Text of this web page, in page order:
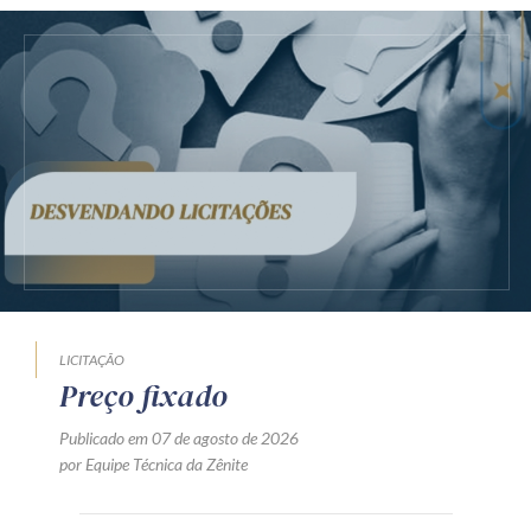
LICITAÇÃO
Preço fixado
Publicado em 07 de agosto de 2026
por Equipe Técnica da Zênite